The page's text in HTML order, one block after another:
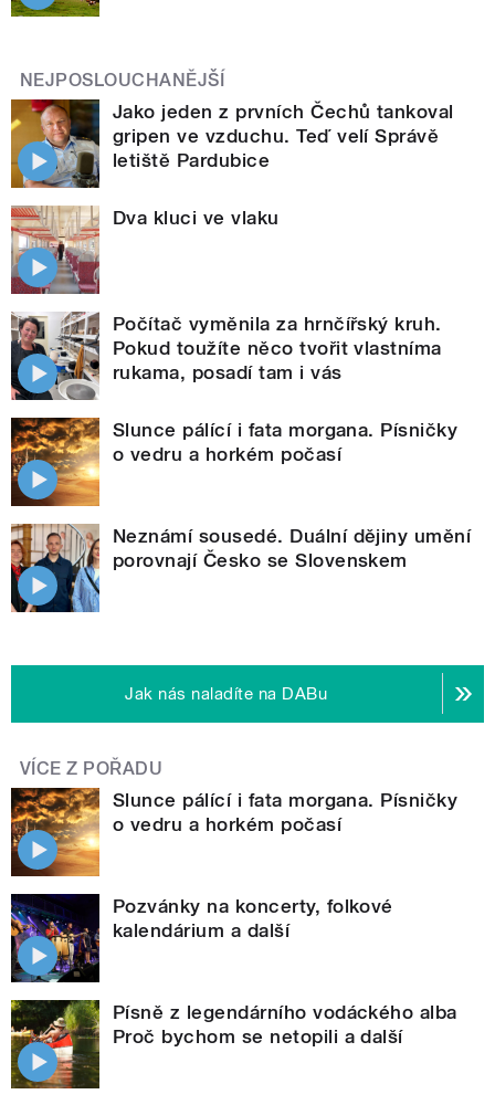
NEJPOSLOUCHANĚJŠÍ
Jako jeden z prvních Čechů tankoval
gripen ve vzduchu. Teď velí Správě
letiště Pardubice
Dva kluci ve vlaku
Počítač vyměnila za hrnčířský kruh.
Pokud toužíte něco tvořit vlastníma
rukama, posadí tam i vás
Slunce pálící i fata morgana. Písničky
o vedru a horkém počasí
Neznámí sousedé. Duální dějiny umění
porovnají Česko se Slovenskem
Jak nás naladíte na DABu
VÍCE Z POŘADU
Slunce pálící i fata morgana. Písničky
o vedru a horkém počasí
Pozvánky na koncerty, folkové
kalendárium a další
Písně z legendárního vodáckého alba
Proč bychom se netopili a další